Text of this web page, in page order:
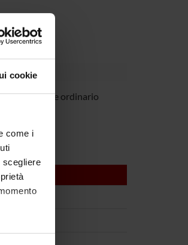
cookie
come i
scegliere
Professore ordinario